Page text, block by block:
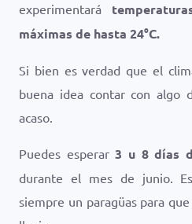
experimentará
máximas de hasta 24°C.
Si bien es verdad que el
buena idea contar con algo
acaso.
Puedes esperar3 u 8 días
durante el mes de junio.
siempre un paragüas para